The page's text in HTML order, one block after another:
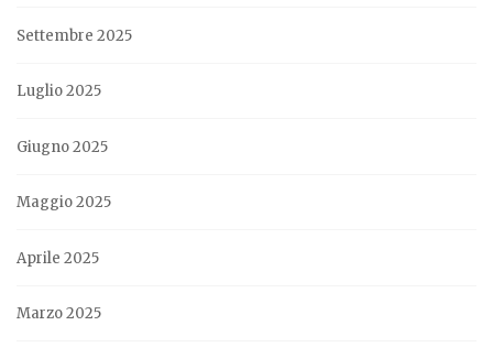
Settembre 2025
Luglio 2025
Giugno 2025
Maggio 2025
Aprile 2025
Marzo 2025